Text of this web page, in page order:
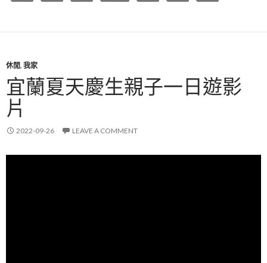
休閒, 我家
宜蘭夏天慶生親子一日遊影
片
2022-09-26 LEAVE A COMMENT